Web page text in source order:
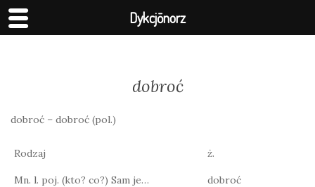
dobroć
dobroć – dobroć (pol.)
Rodzaj ż.
Mn. l. poj. (kto? co?) Sam je… dobroć
Dykcjōnorz